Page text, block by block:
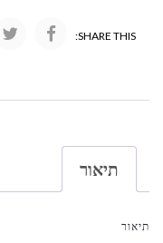
SHARE THIS:
תיאור
תיאור